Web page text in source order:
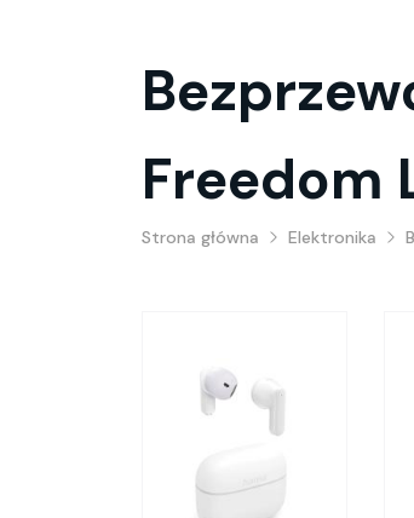
Freedom
Strona główna Elektronika